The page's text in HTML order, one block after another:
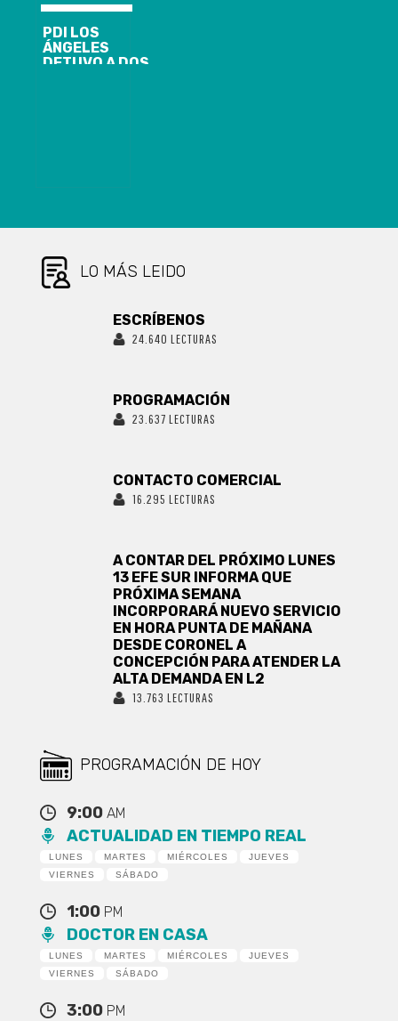
LA
GOBERNACIÓN
PENQUISTA
PDI LOS
ÁNGELES
DETUVO A DOS
LO MÁS LEIDO
ESCRÍBENOS
24.640 LECTURAS
PROGRAMACIÓN
23.637 LECTURAS
CONTACTO COMERCIAL
16.295 LECTURAS
A CONTAR DEL PRÓXIMO LUNES
13 EFE SUR INFORMA QUE
PRÓXIMA SEMANA
INCORPORARÁ NUEVO SERVICIO
EN HORA PUNTA DE MAÑANA
DESDE CORONEL A
CONCEPCIÓN PARA ATENDER LA
ALTA DEMANDA EN L2
13.763 LECTURAS
PROGRAMACIÓN DE HOY
9:00 AM
ACTUALIDAD EN TIEMPO REAL
LUNES MARTES MIÉRCOLES
JUEVES
VIERNES
SÁBADO
1:00 PM
DOCTOR EN CASA
LUNES MARTES MIÉRCOLES
JUEVES
VIERNES
SÁBADO
3:00 PM